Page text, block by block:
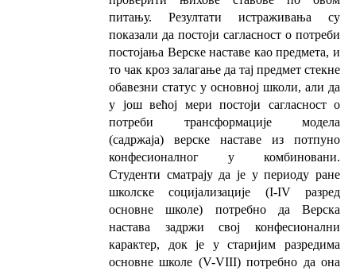
питању. Резултати истраживања су
показали да постоји сагласност о потреби
постојања Верске наставе као предмета, и
то чак кроз залагање да тај предмет стекне
обавезни статус у основној школи, али да
у још већој мери постоји сагласност о
потреби трансформације модела
(садржаја) верске наставе из потпуно
конфесионалног у комбиновани.
Студенти сматрају да је у периоду ране
школске социјализације (I-IV разред
основне школе) потребно да Верска
настава задржи свој конфесионални
карактер, док је у старијим разредима
основне школе (V-VIII) потребно да она